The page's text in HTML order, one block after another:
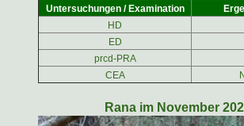
Untersuchungen / Examination
HD
ED
prcd-PRA
CEA
Rana im November